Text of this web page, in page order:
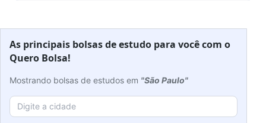
As principais bolsas de estudo para você com o
Quero Bolsa!
Mostrando bolsas de estudos em "São Paulo"